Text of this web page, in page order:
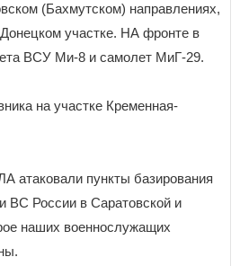
(Бахмутском) направлениях,
участке. НА фронте в
ВСУ Ми-8 и самолет МиГ-29.
на участке Кременная-
атаковали пункты базирования
ВС России в Саратовской и
наших военнослужащих